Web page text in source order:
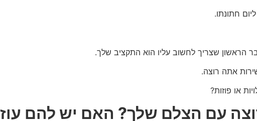
חתונתו.
הראשון שצריך לחשוב עליו הוא התקציב שלך.
אתה רוצה.
או פוזות?
עם הצלם שלך? האם יש להם